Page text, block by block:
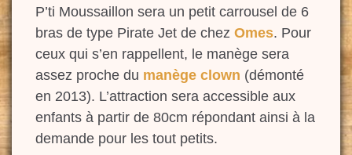
P’ti Moussaillon sera un petit carrousel de 6
bras de type Pirate Jet de chez Omes. Pour
ceux qui s’en rappellent, le manège sera
assez proche du manège clown (démonté
en 2013). L’attraction sera accessible aux
enfants à partir de 80cm répondant ainsi à la
demande pour les tout petits.